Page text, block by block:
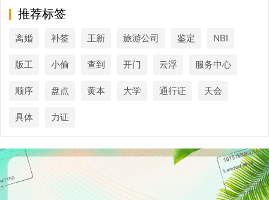
推荐标签
离婚 补签 王新 旅游公司 鉴定 NBI
版工 小偷 查到 开门 云浮 服务中心
顺序 盘点 黄本 大学 通行证 天会
具体 力证